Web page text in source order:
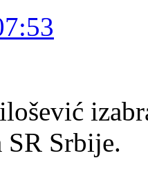
SR Srbije.